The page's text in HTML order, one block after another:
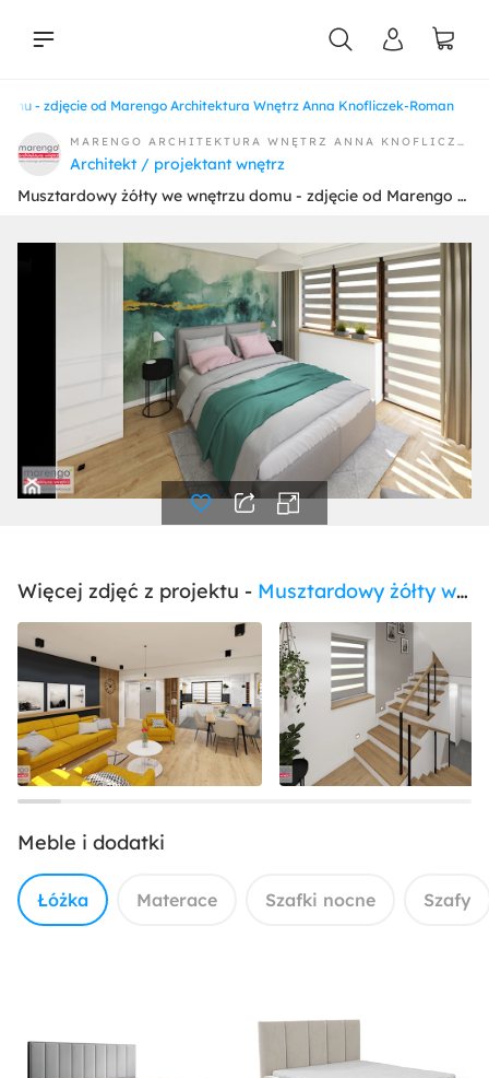
- zdjęcie od Marengo Architektura Wnętrz Anna Knofliczek-Roman
Architekt / projektant wnętrz
Musztardowy żółty we wnętrzu domu - zdjęcie od Marengo Architektura Wnętrz Anna Knofliczek-Roman
Więcej zdjęć z projektu - Musztardowy żółty we wnętrzu domu
Meble i dodatki
Łóżka Materace Szafki nocne Szafy